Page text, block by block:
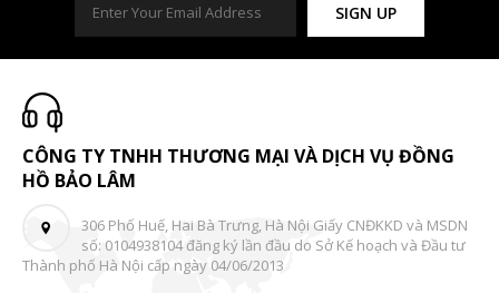
SIGN UP
CÔNG TY TNHH THƯƠNG MẠI VÀ DỊCH VỤ ĐỒNG
HỒ BẢO LÂM
306 Phố Huế, Hai Bà Trưng, Hà Nội Giấy CNĐKKD và MSDN
số: 0104938104 đăng ký lần đầu do Sở Kế hoạch và Đầu tư
Thành phố Hà Nội cấp ngày 04/06/2013